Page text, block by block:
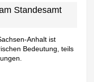
Standesamt
Anhalt ist
Bedeutung, teils